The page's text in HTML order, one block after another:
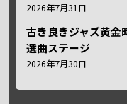
2026年7月31日
古き良きジャズ黄金
選曲ステージ
2026年7月30日